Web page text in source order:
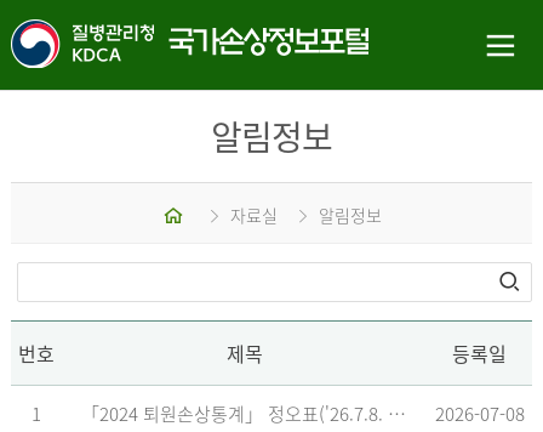
알림정보
홈 자료실 알림정보
번호 제목 등록일
1 「2024 퇴원손상통계」 정오표('26.7.8. 기준) 2026-07-08